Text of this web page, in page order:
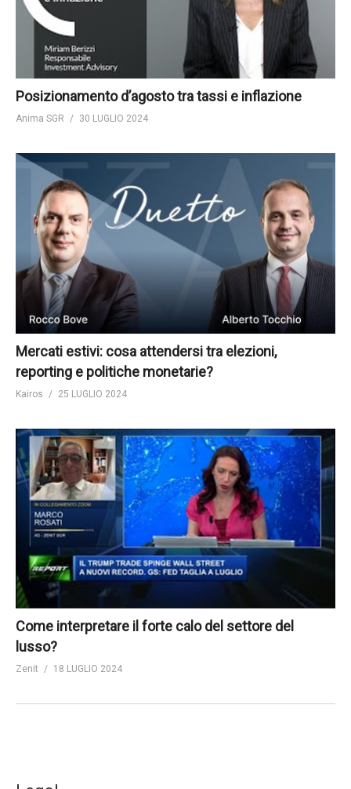
Posizionamento d’agosto tra tassi e inflazione
Anima SGR 30 LUGLIO 2024
Mercati estivi: cosa attendersi tra elezioni,
reporting e politiche monetarie?
Kairos 25 LUGLIO 2024
Come interpretare il forte calo del settore del
lusso?
Zenit 18 LUGLIO 2024